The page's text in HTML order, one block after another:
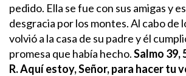
pedido. Ella se fue con sus amigas y
desgracia por los montes. Al cabo de
volvió a la casa de su padre y él
promesa que había hecho.Salmo 39,
R. Aquí estoy, Señor, para hacer tu